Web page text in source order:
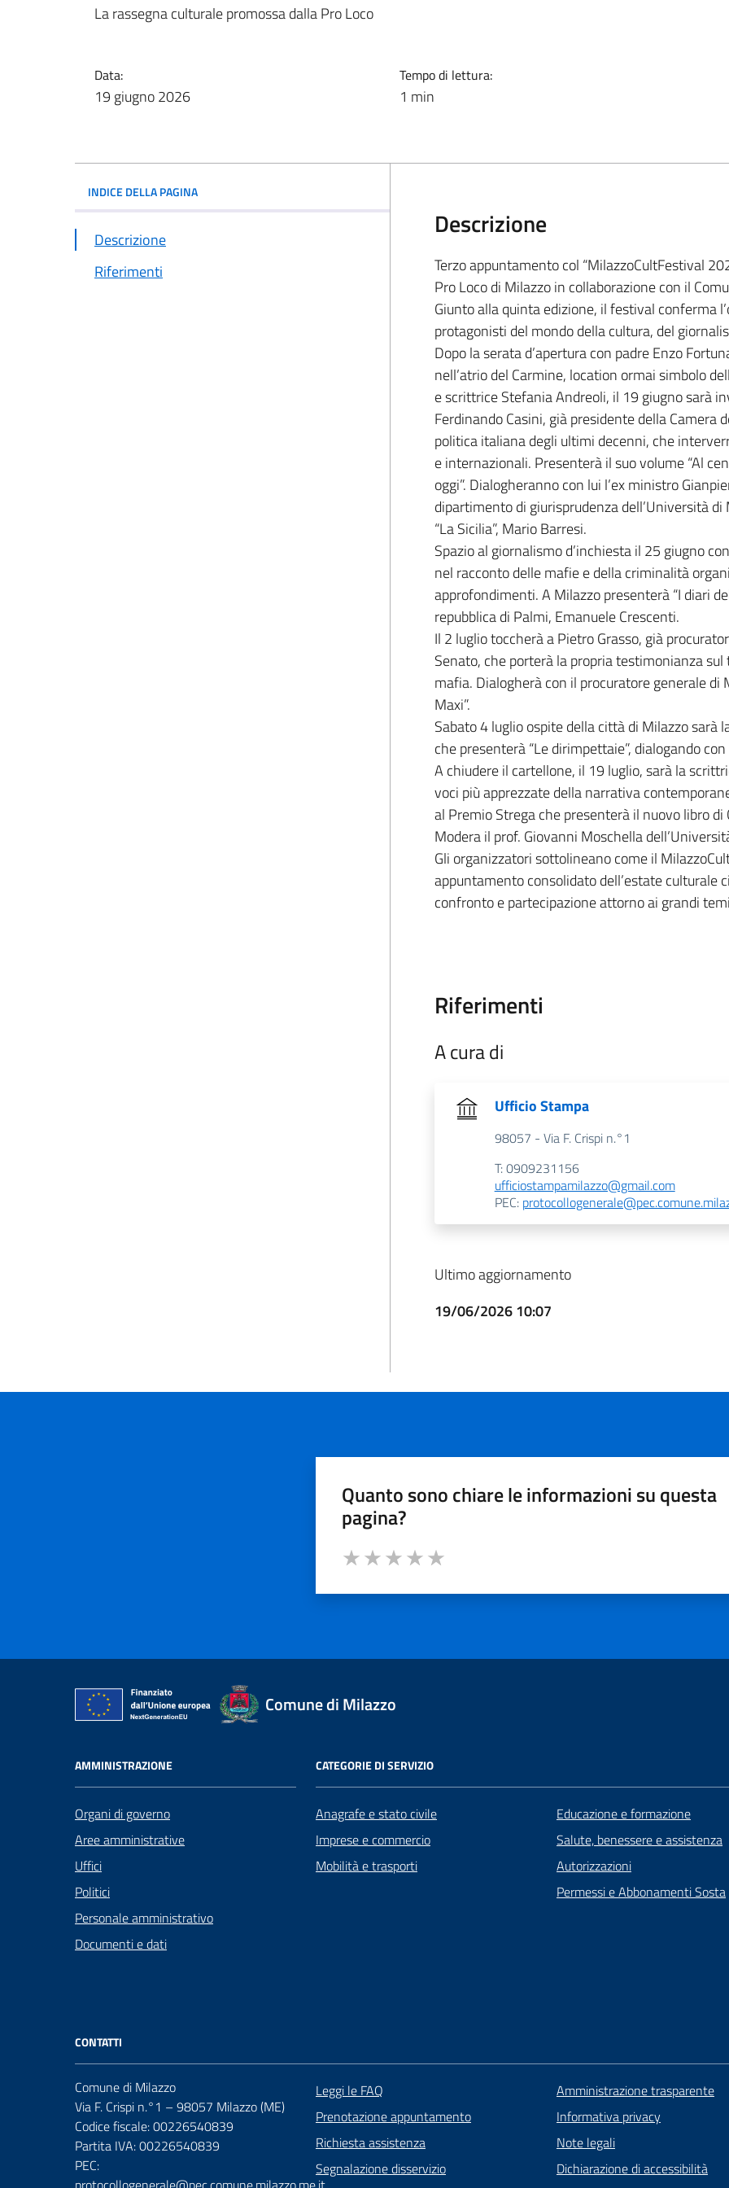
La rassegna culturale promossa dalla Pro Loco
Data:
19 giugno 2026
Tempo di lettura:
1 min
INDICE DELLA PAGINA
Descrizione
Riferimenti
Descrizione
Terzo appuntamento col “MilazzoCultFestival
Pro Loco di Milazzo in collaborazione con il
Giunto alla quinta edizione, il festival conferma
protagonisti del mondo della cultura, del
Dopo la serata d’apertura con padre Enzo
nell’atrio del Carmine, location ormai simbolo
e scrittrice Stefania Andreoli, il 19 giugno sarà
Ferdinando Casini, già presidente della
politica italiana degli ultimi decenni, che
e internazionali. Presenterà il suo volume “Al
oggi”. Dialogheranno con lui l’ex ministro
dipartimento di giurisprudenza dell’Università
“La Sicilia”, Mario Barresi.
Spazio al giornalismo d’inchiesta il 25 giugno
nel racconto delle mafie e della criminalità
approfondimenti. A Milazzo presenterà “I diari
repubblica di Palmi, Emanuele Crescenti.
Il 2 luglio toccherà a Pietro Grasso, già
Senato, che porterà la propria testimonianza
mafia. Dialogherà con il procuratore generale di
Maxi”.
Sabato 4 luglio ospite della città di Milazzo
che presenterà “Le dirimpettaie”, dialogando
A chiudere il cartellone, il 19 luglio, sarà la
voci più apprezzate della narrativa
al Premio Strega che presenterà il nuovo libro di
Modera il prof. Giovanni Moschella
Gli organizzatori sottolineano come il
appuntamento consolidato dell’estate culturale
confronto e partecipazione attorno ai grandi
Riferimenti
A cura di
Ufficio Stampa
98057 - Via F. Crispi n.°1
T: 0909231156
ufficiostampamilazzo@gmail.com
PEC:
Ultimo aggiornamento
19/06/2026 10:07
Quanto sono chiare le informazioni su questa
pagina?
Valuta da 1 a 5 stelle la pagina
Comune di Milazzo
AMMINISTRAZIONE
Organi di governo
Aree amministrative
Uffici
Politici
Personale amministrativo
Documenti e dati
CATEGORIE DI SERVIZIO
Anagrafe e stato civile
Imprese e commercio
Mobilità e trasporti
Educazione e formazione
Salute, benessere e assistenza
Autorizzazioni
Permessi e Abbonamenti Sosta
CONTATTI
Comune di Milazzo
Via F. Crispi n.°1 – 98057 Milazzo (ME)
Codice fiscale: 00226540839
Partita IVA: 00226540839
PEC:
Leggi le FAQ
Prenotazione appuntamento
Richiesta assistenza
Segnalazione disservizio
Amministrazione trasparente
Informativa privacy
Note legali
Dichiarazione di accessibilità